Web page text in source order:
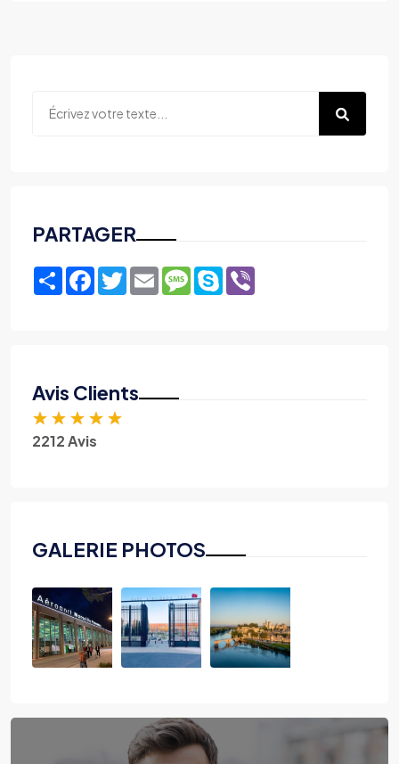
PARTAGER
ShareFacebook
TwitterEmailMessage
Skype
Avis Clients
★ ★ ★ ★ ★
2212 Avis
GALERIE PHOTOS